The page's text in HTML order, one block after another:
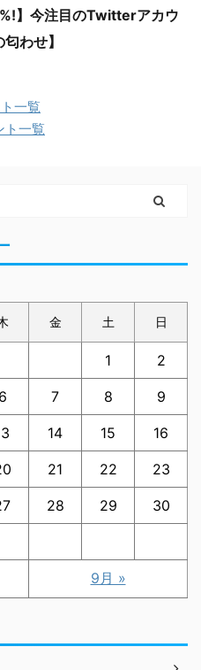
】今注目のTwitterアカウ
わせ】
一覧
ト一覧
金 土 日
1 2
6 7 8 9
14 15 16
21 22 23
28 29 30
9月 »